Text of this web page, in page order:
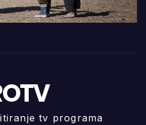
tv programa